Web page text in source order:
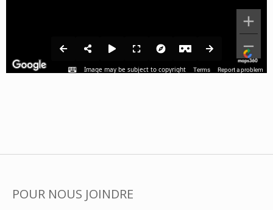
POUR NOUS JOINDRE